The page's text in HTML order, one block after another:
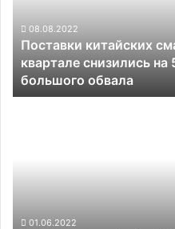
снизились
на
%,
и
08.08.2022
Поставки китайских
квартале снизились на
большого обвала
активных
01.06.2022